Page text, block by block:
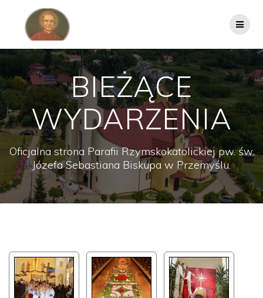
BIEŻĄCE
WYDARZENIA
Oficjalna strona Parafii Rzymskokatolickiej pw. św.
Józefa Sebastiana Biskupa w Przemyślu.